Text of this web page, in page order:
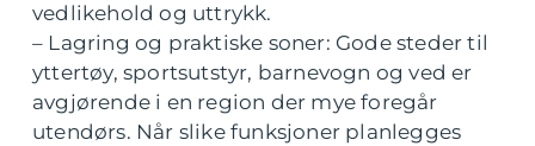
vedlikehold og uttrykk.
– Lagring og praktiske soner: Gode steder til
yttertøy, sportsutstyr, barnevogn og ved er
avgjørende i en region der mye foregår
utendørs. Når slike funksjoner planlegges